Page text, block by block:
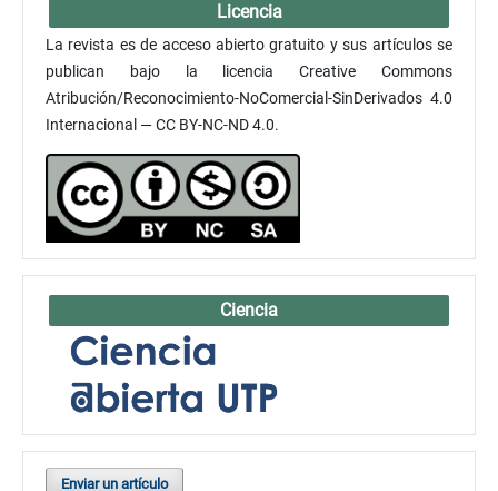
Licencia
La revista es de acceso abierto gratuito y sus artículos se
publican bajo la licencia Creative Commons
Atribución/Reconocimiento-NoComercial-SinDerivados 4.0
Internacional — CC BY-NC-ND 4.0.
Ciencia
Enviar un artículo